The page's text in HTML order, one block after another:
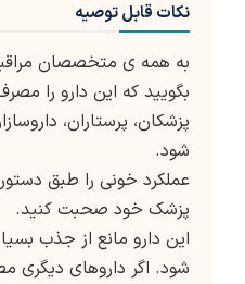
نکات قابل توصیه
به همه ی متخصصان
بگویید که این دارو را
پزشکان، پرستاران،
شود.
عملکرد خونی را طبق
پزشک خود صحبت کنید.
این دارو مانع از جذب
شود. اگر داروهای دیگری